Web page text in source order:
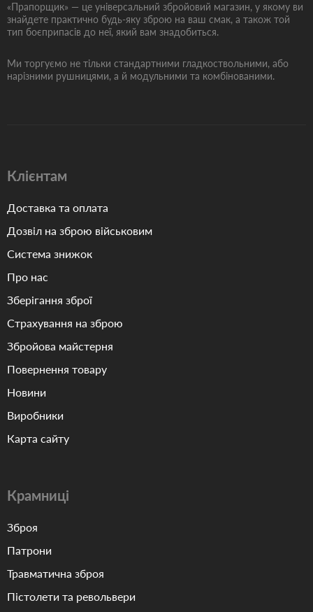
«Прапорщик» — це універсальний збройовий магазин, у якому ви
знайдете практично будь-яку зброю на ваш смак, а також той
тип боєприпасів до неї, який вам знадобиться.
Ми торгуємо не тільки стандартними гладкоствольними, або
нарізними рушницями, а й модульними та комбінованими.
Клієнтам
Доставка та оплата
Дозвіл на зброю військовим
Система знижок
Про нас
Зберігання зброї
Страхування на зброю
Збройова майстерня
Повернення товару
Новини
Виробники
Карта сайту
Крамниці
Зброя
Патрони
Травматична зброя
Пістолети та револьвери